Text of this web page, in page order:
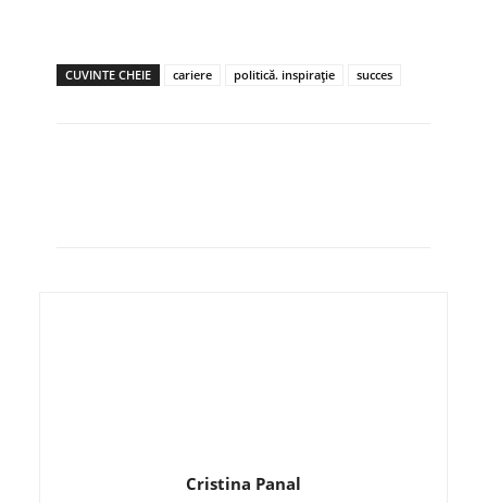
CUVINTE CHEIE cariere politică. inspiraţie succes
Cristina Panal